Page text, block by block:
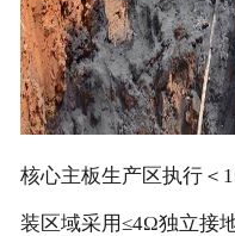
核心主板生产区执行＜
装区域采用≤4Ω独立接